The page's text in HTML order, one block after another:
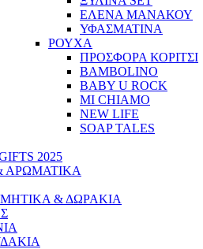
ΕΛΕΝΑ ΜΑΝΑΚΟΥ
ΥΦΑΣΜΑΤΙΝΑ
ΡΟΥΧΑ
ΠΡΟΣΦΟΡΑ ΚΟΡΙΤΣΙ
BAMBOLINO
BABY U ROCK
MI CHIAMO
NEW LIFE
SOAP TALES
2025
ΑΡΩΜΑΤΙΚΑ
& ΔΩΡΑΚΙΑ